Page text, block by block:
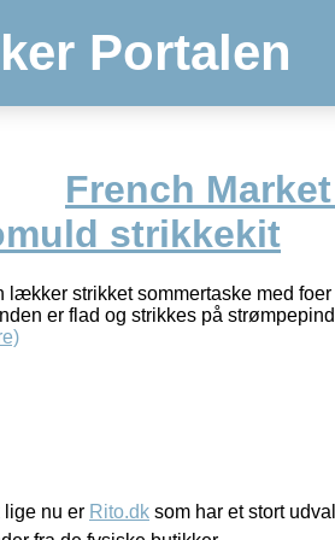
Portalen
French
strikkekit
lækker strikket sommertaske med
er flad og strikkes på
nu er Rito.dk som har et stort